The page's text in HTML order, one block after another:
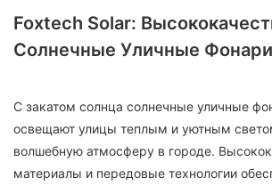
Foxtech Solar:
Солнечные Уличные Фонари
С закатом солнца солнечные уличные
освещают улицы теплым и уютным
волшебную атмосферу в городе.
материалы и передовые технологии